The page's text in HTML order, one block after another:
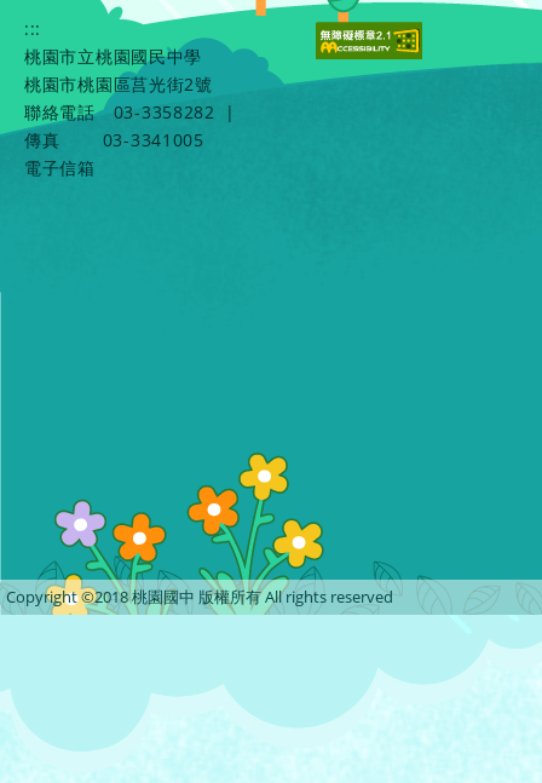
:::
桃園市立桃園國民中學
桃園市桃園區莒光街2號
聯絡電話
03-3358282
|
傳真
03-3341005
電子信箱
Copyright ©2018 桃園國中 版權所有 All rights reserved